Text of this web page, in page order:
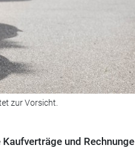
zur Vorsicht.
und